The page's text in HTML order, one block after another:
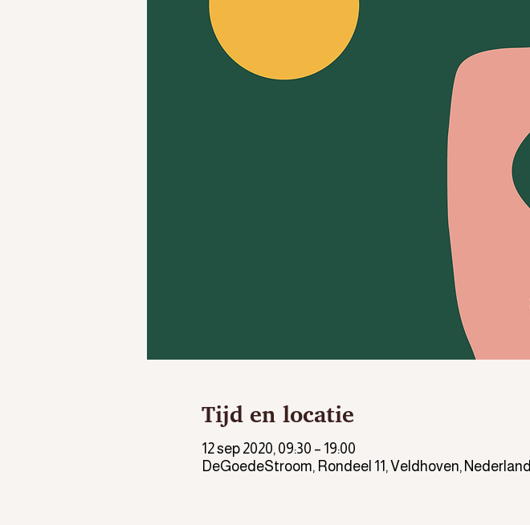
Tijd en locatie
12 sep 2020, 09:30 – 19:00
DeGoedeStroom, Rondeel 11, Veldhoven, Nederland